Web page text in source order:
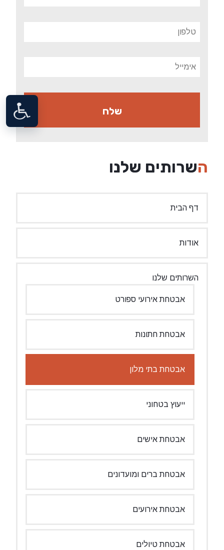
השרותים שלנו
דף הבית
אודות
השרותים שלנו
אבטחת אירועי ספורט
אבטחת חתונות
אבטחת בתי מלון
ייעוץ בטחוני
אבטחת אישים
אבטחת ברים ומועדונים
אבטחת אירועים
אבטחת טיולים